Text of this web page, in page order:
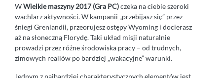
WWielkie maszyny 2017 (Gra PC)czeka na ciebie szeroki
wachlarz aktywności. W kampanii „przebijasz się” przez
śniegi Grenlandii, przeorujesz ostępy Wyoming i docierasz
aż na słoneczną Florydę. Taki układ misji naturalnie
prowadzi przez różne środowiska pracy – od trudnych,
zimowych realiów po bardziej „wakacyjne” warunki.
Jednym z najbardziej charakterystycznych elementów jest